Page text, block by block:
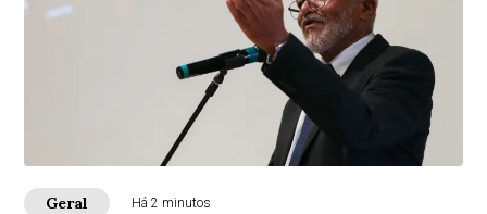
Geral Há 2 minutos